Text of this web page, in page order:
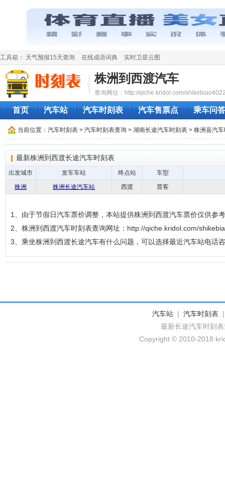
工具箱： 天气预报15天查询 在线成语词典 实时卫星云图
株洲到西渡汽车
查询网址：http://qiche.kridol.com/
首页 汽车站 汽车时刻表 汽车售票点 乘车问答
当前位置： 汽车时刻表 > 汽车时刻表查询 > 湖南长途汽车时刻表 > 株洲县汽
最新株洲到西渡长途汽车时刻表
出发城市 发车车站 终点站
车型
株洲
株洲长途汽车站 西渡 普客
1、由于节假日汽车票价调整，本站提供株洲到西渡汽车票价仅供参
2、株洲到西渡汽车时刻表查询网址：http://qiche.kridol.com/
3、乘坐株洲到西渡长途汽车有什么问题，可以选择最近汽车站电话
汽车站 | 汽车时刻表
最新长途汽车时刻
Copyright © 2010-2018